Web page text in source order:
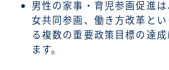
男性の家事・育児参画促進
女共同参画、働き方改革と
る複数の重要政策目標の達
ます。